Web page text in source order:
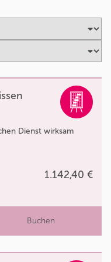
Dienst wirksam
1.142,40 €
Buchen